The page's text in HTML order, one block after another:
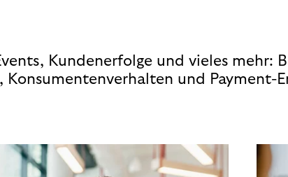
Kundenerfolge und vieles mehr:
und Payment-